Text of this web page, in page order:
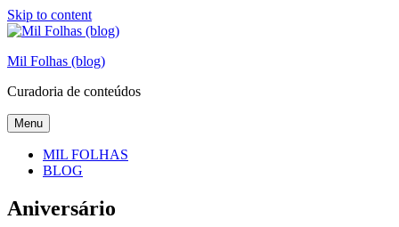
Skip to content
Mil Folhas (blog)
Curadoria de conteúdos
Menu
MIL FOLHAS
BLOG
Aniversário